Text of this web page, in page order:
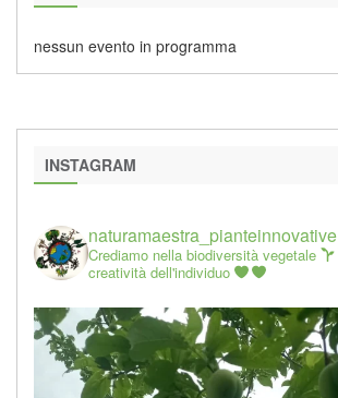
nessun evento in programma
INSTAGRAM
naturamaestra_pianteinnovative
Crediamo nella biodiversità vegetale
creatività dell'individuo